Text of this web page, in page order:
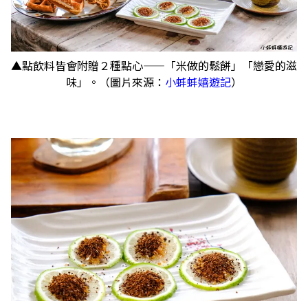
▲點飲料皆會附贈２種點心——「米做的鬆餅」「戀愛的滋
味」。（圖片來源： 小蚌蚌嬉遊記）